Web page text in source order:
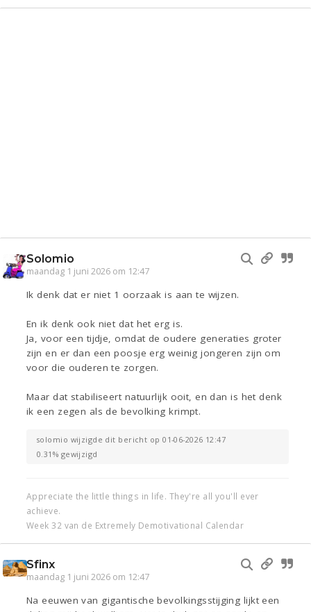
Solomio
maandag 1 juni 2026 om 12:47
Ik denk dat er niet 1 oorzaak is aan te wijzen.
En ik denk ook niet dat het erg is.
Ja, voor een tijdje, omdat de oudere generaties groter
zijn en er dan een poosje erg weinig jongeren zijn om
voor die ouderen te zorgen.
Maar dat stabiliseert natuurlijk ooit, en dan is het denk
ik een zegen als de bevolking krimpt.
solomio wijzigde dit bericht op 01-06-2026 12:47
0.31% gewijzigd
Appreciate the little things in life. They're all you'll ever
achieve.
Week 32 van de Extremely Demotivational Calendar
Sfinx
maandag 1 juni 2026 om 12:47
Na eeuwen van gigantische bevolkingsstijging lijkt een